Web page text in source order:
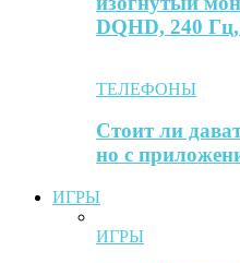
DQHD, 240
ТЕЛЕФОНЫ
Стоит ли
но с
ИГРЫ
ИГРЫ